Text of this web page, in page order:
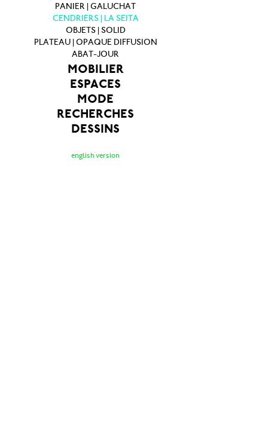
PANIER | GALUCHAT
CENDRIERS | LA SEITA
OBJETS | SOLID
PLATEAU | OPAQUE DIFFUSION
ABAT-JOUR
MOBILIER
ESPACES
MODE
RECHERCHES
DESSINS
english version